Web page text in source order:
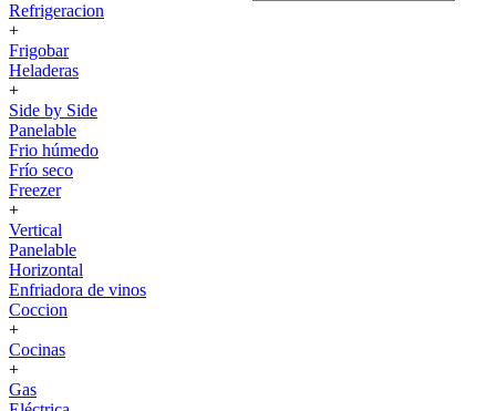
Refrigeracion
+
Frigobar
Heladeras
+
Side by Side
Panelable
Frio húmedo
Frío seco
Freezer
+
Vertical
Panelable
Horizontal
Enfriadora de vinos
Coccion
+
Cocinas
+
Gas